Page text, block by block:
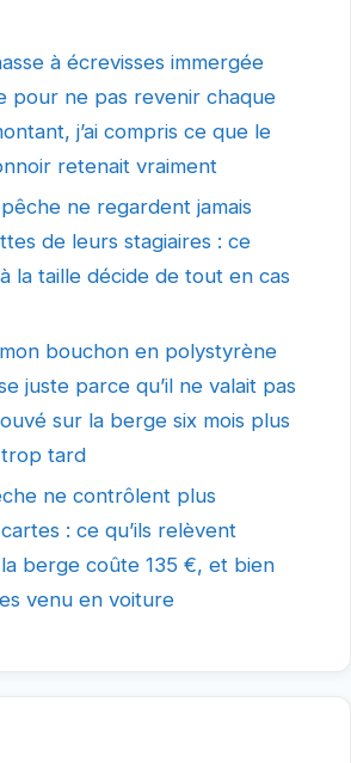
à écrevisses immergée
pour ne pas revenir chaque
j’ai compris ce que le
retenait vraiment
ne regardent jamais
de leurs stagiaires : ce
la taille décide de tout en cas
mon bouchon en polystyrène
juste parce qu’il ne valait pas
sur la berge six mois plus
tard
ne contrôlent plus
: ce qu’ils relèvent
berge coûte 135 €, et bien
venu en voiture